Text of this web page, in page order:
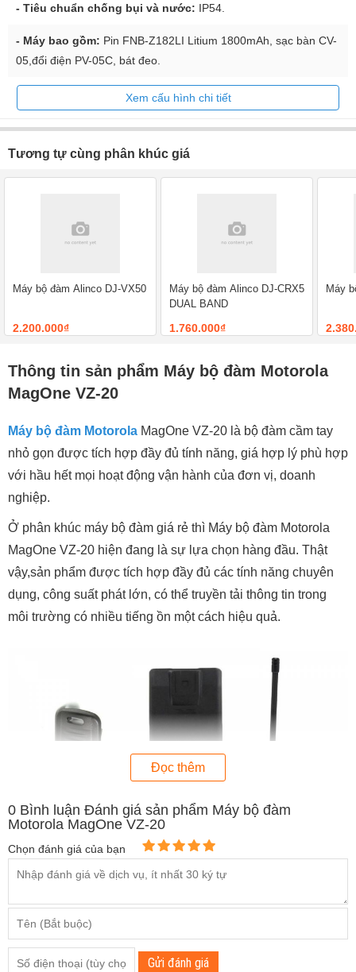
- Tiêu chuẩn chống bụi và nước: IP54.
- Máy bao gồm: Pin FNB-Z182LI Litium 1800mAh, sạc bàn CV-
05,đổi điện PV-05C, bát đeo.
Xem cấu hình chi tiết
Tương tự cùng phân khúc giá
Máy bộ đàm Alinco DJ-VX50
2.200.000₫
Máy bộ đàm Alinco DJ-CRX5
DUAL BAND
1.760.000₫
Máy
Thông tin sản phẩm Máy bộ đàm Motorola
MagOne VZ-20
Máy bộ đàm Motorola MagOne VZ-20 là bộ đàm cầm tay
nhỏ gọn được tích hợp đầy đủ tính năng, giá hợp lý phù hợp
với hầu hết mọi hoạt động vận hành của đơn vị, doanh
nghiệp.
Ở phân khúc máy bộ đàm giá rẻ thì Máy bộ đàm Motorola
MagOne VZ-20 hiện đang là sự lựa chọn hàng đầu. Thật
vậy,sản phẩm được tích hợp đầy đủ các tính năng chuyên
dụng, công suất phát lớn, có thể truyền tải thông tin trong
môi trường có nhiều tiếng ồn một cách hiệu quả.
Đọc thêm
0 Bình luận Đánh giá sản phẩm Máy bộ đàm
Motorola MagOne VZ-20
Chọn đánh giá của bạn
Gửi đánh giá